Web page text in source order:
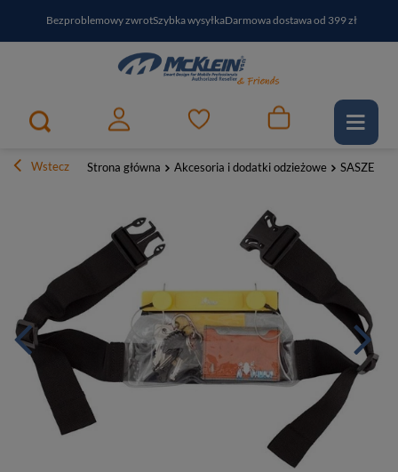
Bezproblemowy zwrotSzybka wysyłkaDarmowa dostawa od 399 zł
PayPo - kup i zapłać za30 dniZapisz się do newslettera i odbierz RABAT
Wstecz Strona główna Akcesoria i dodatki odzieżowe SASZETKI